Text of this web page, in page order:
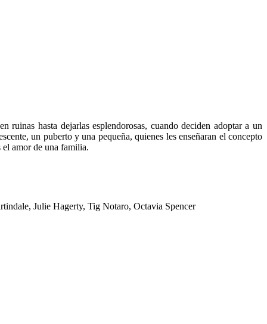
ruinas hasta dejarlas esplendorosas, cuando deciden adoptar a un
un puberto y una pequeña, quienes les enseñaran el concepto
el amor de una familia.
Julie Hagerty, Tig Notaro, Octavia Spencer